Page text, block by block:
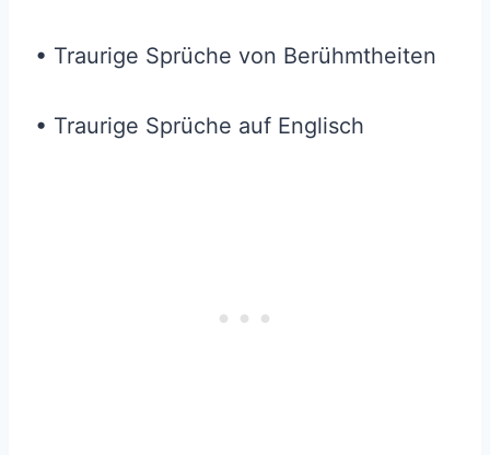
• Traurige Sprüche von Berühmtheiten
• Traurige Sprüche auf Englisch